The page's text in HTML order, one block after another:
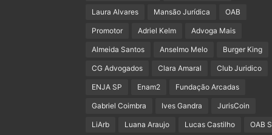
Laura Alvares Mansão Jurídica OAB
Promotor Adriel Kelm Advoga Mais
Almeida Santos Anselmo Melo Burger King
CG Advogados Clara Amaral Club Juridico
ENJA SP Enam2 Fundação Arcadas
Gabriel Coimbra Ives Gandra JurisCoin
LiArb Luana Araujo Lucas Castilho OAB